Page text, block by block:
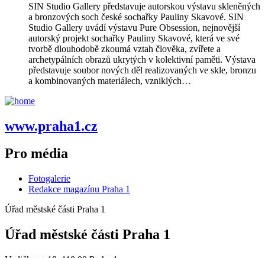
SIN Studio Gallery představuje autorskou výstavu skleněných
a bronzových soch české sochařky Pauliny Skavové. SIN
Studio Gallery uvádí výstavu Pure Obsession, nejnovější
autorský projekt sochařky Pauliny Skavové, která ve své
tvorbě dlouhodobě zkoumá vztah člověka, zvířete a
archetypálních obrazů ukrytých v kolektivní paměti. Výstava
představuje soubor nových děl realizovaných ve skle, bronzu
a kombinovaných materiálech, vzniklých…
www.praha1.cz
Pro média
Fotogalerie
Redakce magazínu Praha 1
Úřad městské části Praha 1
Úřad městské části Praha 1